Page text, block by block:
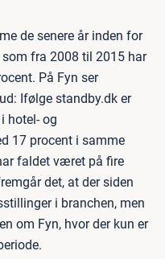
de senere år inden for
fra 2008 til 2015 har
På Fyn ser
Ifølge standby.dk er
hotel- og
17 procent i samme
faldet været på fire
det, at der siden
i branchen, men
om Fyn, hvor der kun er